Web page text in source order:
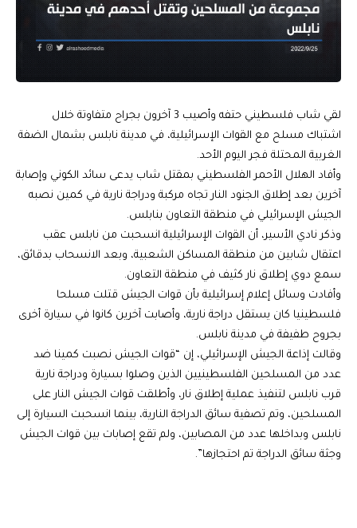
لقي شاب فلسطيني حتفه وأصيب 3 آخرون بجراح متفاوتة خلال
اشتباك مسلح مع القوات الإسرائيلية، في مدينة نابلس بشمال الضفة
الغربية المحتلة فجر اليوم الأحد.
وأفاد الهلال الأحمر الفلسطيني بمقتل شاب يدعى سائد الكوني وإصابة
آخرين بعد إطلاق الجنود النار تجاه مركبة ودراجة نارية في كمين نصبه
الجيش الإسرائيلي في منطقة التعاون بنابلس.
وذكر نادي الأسير، أن القوات الإسرائيلية انسحبت من نابلس عقب
اعتقال شابين من منطقة المساكن الشعبية، وبعد الانسحاب بدقائق،
سمع دوي إطلاق نار كثيف في منطقة التعاون.
وأفادت وسائل إعلام إسرائيلية بأن قوات الجيش قتلت مسلحا
فلسطينيا كان يستقل دراجة نارية، وأصابت آخرين كانوا في سيارة أخرى
بجروح طفيفة في مدينة نابلس.
وقالت إذاعة الجيش الإسرائيلي، إن “قوات الجيش نصبت كمينا ضد
عدد من المسلحين الفلسطينيين الذين وصلوا بسيارة ودراجة نارية
قرب نابلس لتنفيذ عملية إطلاق نار، وأطلقت قوات الجيش النار على
المسلحين، وتم تصفية سائق الدراجة النارية، بينما انسحبت السيارة إلى
نابلس وبداخلها عدد من المصابين، ولم تقع إصابات بين قوات الجيش
وجثة سائق الدراجة تم احتجازها”.